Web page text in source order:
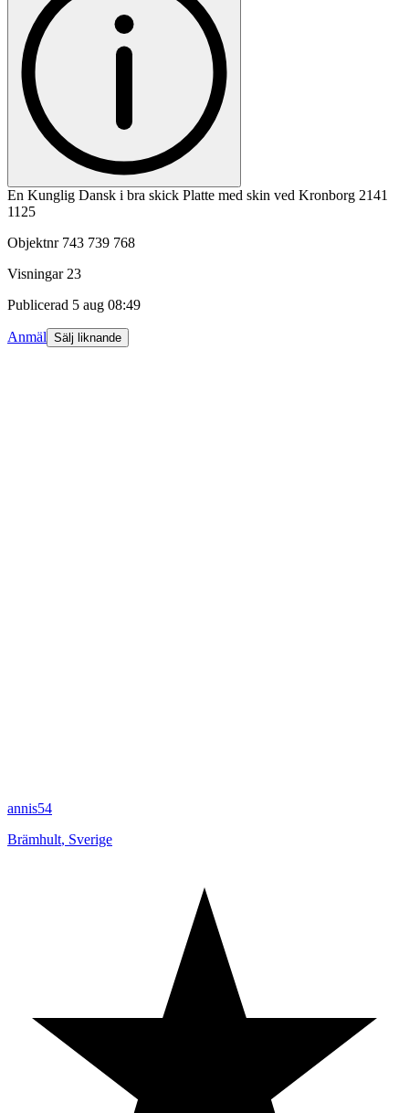
En Kunglig Dansk i bra skick Platte med skin ved Kronborg 2141
1125
Objektnr 743 739 768
Visningar 23
Publicerad 5 aug 08:49
Anmäl Sälj liknande
annis54
Brämhult, Sverige